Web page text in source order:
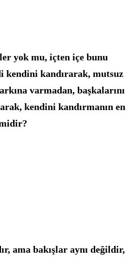
yok mu, içten içe bunu
kendini kandırarak, mutsuz
varmadan, başkalarını
kendini kandırmanın en
ama bakışlar aynı değildir,